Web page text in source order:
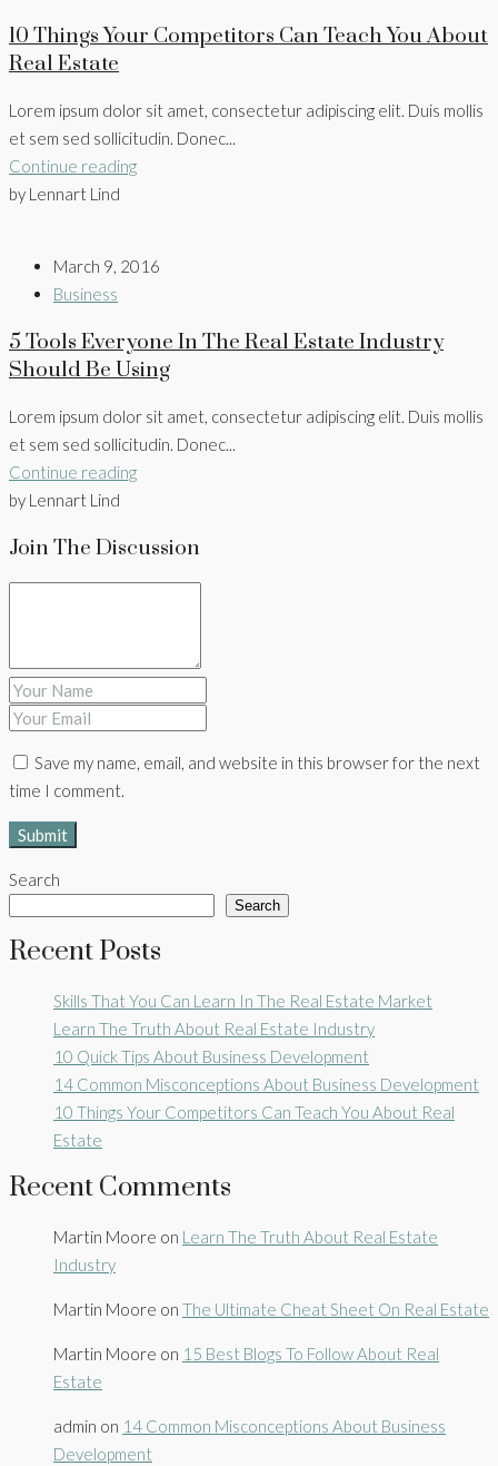
10 Things Your Competitors Can Teach You About
Real Estate
Lorem ipsum dolor sit amet, consectetur adipiscing elit. Duis mollis
et sem sed sollicitudin. Donec...
Continue reading
by Lennart Lind
March 9, 2016
Business
5 Tools Everyone In The Real Estate Industry
Should Be Using
Lorem ipsum dolor sit amet, consectetur adipiscing elit. Duis mollis
et sem sed sollicitudin. Donec...
Continue reading
by Lennart Lind
Join The Discussion
Save my name, email, and website in this browser for the next
time I comment.
Search
Search
Recent Posts
Skills That You Can Learn In The Real Estate Market
Learn The Truth About Real Estate Industry
10 Quick Tips About Business Development
14 Common Misconceptions About Business Development
10 Things Your Competitors Can Teach You About Real
Estate
Recent Comments
Martin Moore on Learn The Truth About Real Estate
Industry
Martin Moore on The Ultimate Cheat Sheet On Real Estate
Martin Moore on 15 Best Blogs To Follow About Real
Estate
admin on 14 Common Misconceptions About Business
Development